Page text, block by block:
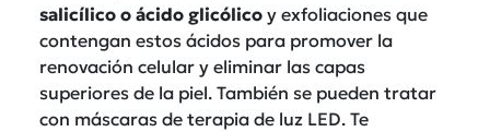
salicílico o ácido glicólico y exfoliaciones que
contengan estos ácidos para promover la
renovación celular y eliminar las capas
superiores de la piel. También se pueden tratar
con máscaras de terapia de luz LED. Te